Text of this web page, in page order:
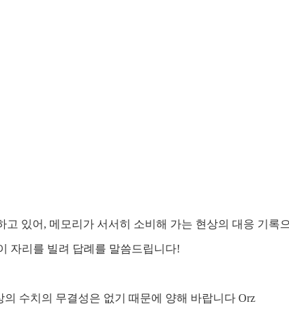
있어, 메모리가 서서히 소비해 가는 현상의 대응 기록
자리를 빌려 답례를 말씀드립니다!
수치의 무결성은 없기 때문에 양해 바랍니다 Orz